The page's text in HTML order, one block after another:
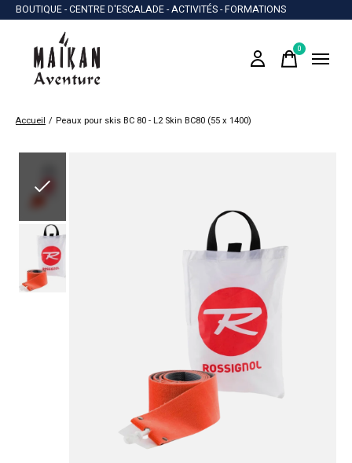
BOUTIQUE - CENTRE D'ESCALADE - ACTIVITÉS - FORMATIONS
0items
Accueil / Peaux pour skis BC 80 - L2 Skin BC80 (55 x 1400)